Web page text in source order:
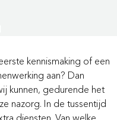
kennismaking of een
aan? Dan
kunnen, gedurende het
nazorg. In de tussentijd